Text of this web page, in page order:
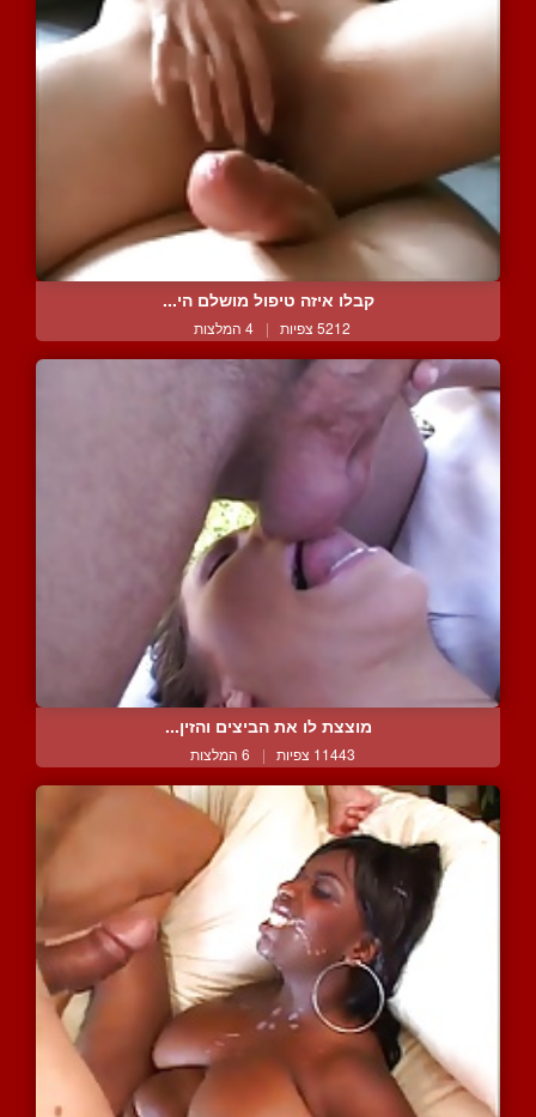
קבלו איזה טיפול מושלם הי...
5212 צפיות | 4 המלצות
מוצצת לו את הביצים והזין...
11443 צפיות | 6 המלצות